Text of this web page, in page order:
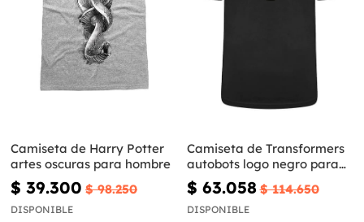
Camiseta de Harry Potter
artes oscuras para hombre
$ 39.300 $ 98.250
DISPONIBLE
Camiseta de Transformers
autobots logo negro para
adulto
$ 63.058 $ 114.650
DISPONIBLE